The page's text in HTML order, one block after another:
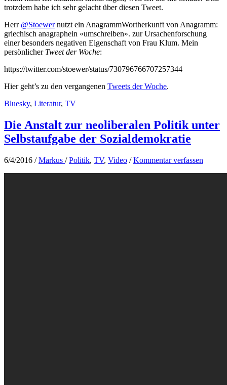
trotzdem habe ich sehr gelacht über diesen Tweet.
Herr @Stoewernutzt ein AnagrammWortherkunft von Anagramm:
griechisch anagraphein «umschreiben». zur Ursachenforschung
einer besonders negativen Eigenschaft von Frau Klum. Mein
persönlicher Tweet der Woche:
https://twitter.com/stoewer/status/730796766707257344
Hier geht’s zu den vergangenen Tweets der Woche.
Bluesky, Literatur, TV
Die Anstalt zur neoliberalen Politik unter
Selbstaufgabe der Sozialdemokratie
6/4/2016 /Markus /Politik, TV, Video /Kommentar verfassen